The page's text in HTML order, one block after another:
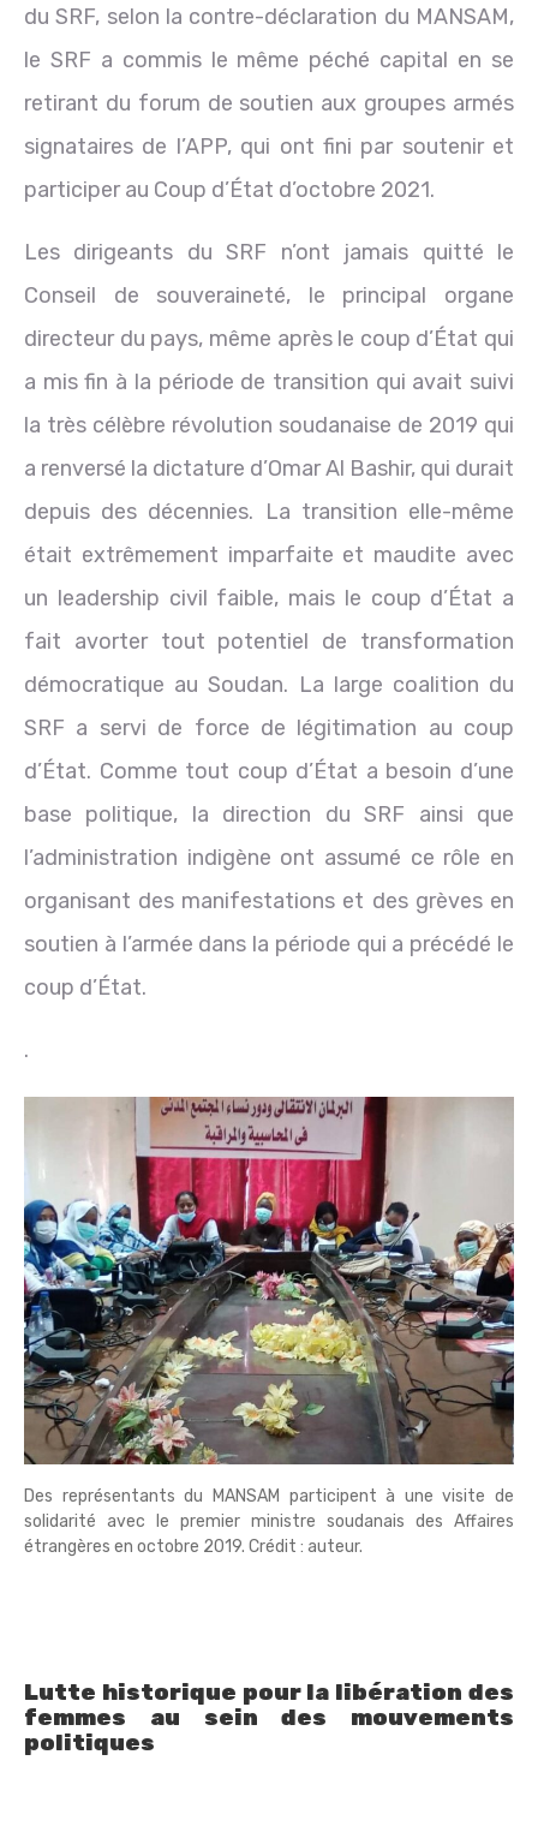
du SRF, selon la contre-déclaration du MANSAM,
le SRF a commis le même péché capital en se
retirant du forum de soutien aux groupes armés
signataires de l’APP, qui ont fini par soutenir et
participer au Coup d’État d’octobre 2021.
Les dirigeants du SRF n’ont jamais quitté le
Conseil de souveraineté, le principal organe
directeur du pays, même après le coup d’État qui
a mis fin à la période de transition qui avait suivi
la très célèbre révolution soudanaise de 2019 qui
a renversé la dictature d’Omar Al Bashir, qui durait
depuis des décennies. La transition elle-même
était extrêmement imparfaite et maudite avec
un leadership civil faible, mais le coup d’État a
fait avorter tout potentiel de transformation
démocratique au Soudan. La large coalition du
SRF a servi de force de légitimation au coup
d’État. Comme tout coup d’État a besoin d’une
base politique, la direction du SRF ainsi que
l’administration indigène ont assumé ce rôle en
organisant des manifestations et des grèves en
soutien à l’armée dans la période qui a précédé le
coup d’État.
.
Des représentants du MANSAM participent à une visite de
solidarité avec le premier ministre soudanais des Affaires
étrangères en octobre 2019. Crédit : auteur.
Lutte historique pour la libération des
femmes au sein des mouvements
politiques